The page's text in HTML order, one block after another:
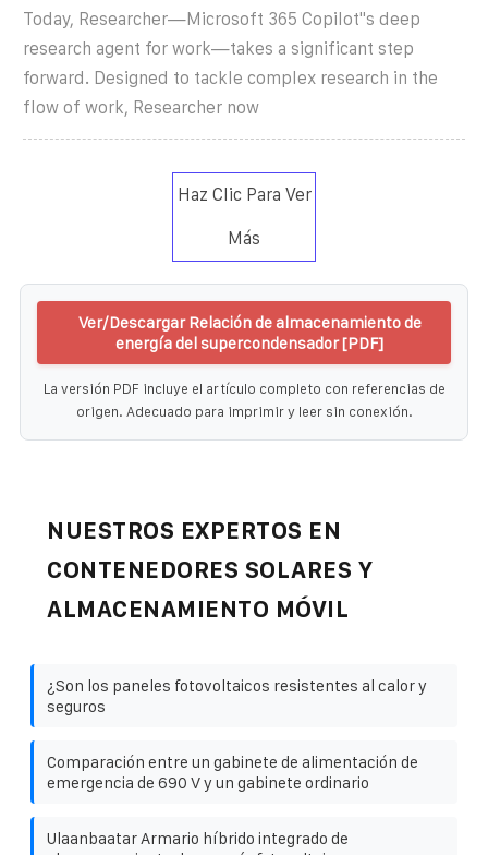
Today, Researcher—Microsoft 365 Copilot''s deep
research agent for work—takes a significant step
forward. Designed to tackle complex research in the
flow of work, Researcher now
Haz Clic Para Ver
Más
Ver/Descargar Relación de almacenamiento de
energía del supercondensador [PDF]
La versión PDF incluye el artículo completo con referencias de
origen. Adecuado para imprimir y leer sin conexión.
NUESTROS EXPERTOS EN
CONTENEDORES SOLARES Y
ALMACENAMIENTO MÓVIL
¿Son los paneles fotovoltaicos resistentes al calor y
seguros
Comparación entre un gabinete de alimentación de
emergencia de 690 V y un gabinete ordinario
Ulaanbaatar Armario híbrido integrado de